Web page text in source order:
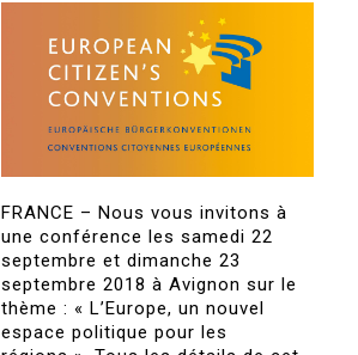
FRANCE – Nous vous invitons à
une conférence les samedi 22
septembre et dimanche 23
septembre 2018 à Avignon sur le
thème : « L’Europe, un nouvel
espace politique pour les